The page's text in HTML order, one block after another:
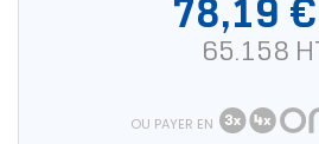
78,19 €
65.158 HT
OU PAYER EN